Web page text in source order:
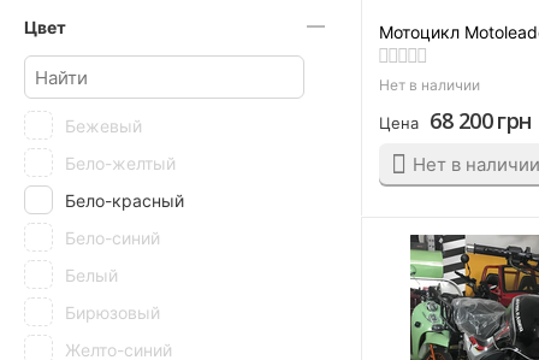
Мотоцикл
Нет в наличии
Цена 68 200грн
Нет в наличии
Цвет
Бежевый
Бело-желтый
Бело-красный
Бело-синий
Белый
Бирюзовый
Желто-синий